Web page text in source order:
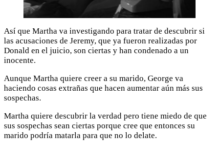
Así que Martha va investigando para tratar de descubrir si
las acusaciones de Jeremy, que ya fueron realizadas por
Donald en el juicio, son ciertas y han condenado a un
inocente.
Aunque Martha quiere creer a su marido, George va
haciendo cosas extrañas que hacen aumentar aún más sus
sospechas.
Martha quiere descubrir la verdad pero tiene miedo de que
sus sospechas sean ciertas porque cree que entonces su
marido podría matarla para que no lo delate.